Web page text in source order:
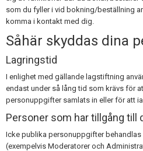
som du fyller i vid bokning/beställning
komma i kontakt med dig.
Såhär skyddas dina
Lagringstid
I enlighet med gällande lagstiftning
endast under så lång tid som krävs för
personuppgifter samlats in eller för att
Personer som har tillgång till
Icke publika personuppgifter
(exempelvis Moderatorer och